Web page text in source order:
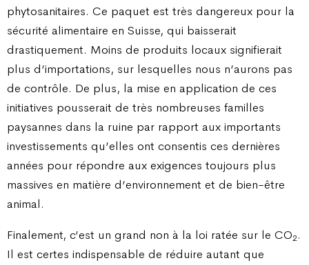
phytosanitaires. Ce paquet est très dangereux pour la
sécurité alimentaire en Suisse, qui baisserait
drastiquement. Moins de produits locaux signifierait
plus d’importations, sur lesquelles nous n’aurons pas
de contrôle. De plus, la mise en application de ces
initiatives pousserait de très nombreuses familles
paysannes dans la ruine par rapport aux importants
investissements qu’elles ont consentis ces dernières
années pour répondre aux exigences toujours plus
massives en matière d’environnement et de bien-être
animal.
Finalement, c’est un grand non à la loi ratée sur le CO2.
Il est certes indispensable de réduire autant que